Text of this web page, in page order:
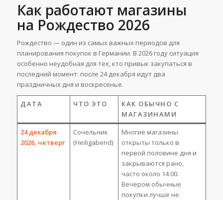
Как работают магазины
на Рождество 2026
Рождество — один из самых важных периодов для
планирования покупок в Германии. В 2026 году ситуация
особенно неудобная для тех, кто привык закупаться в
последний момент: после 24 декабря идут два
праздничных дня и воскресенье.
ДАТА ЧТО ЭТО
КАК ОБЫЧНО С
МАГАЗИНАМИ
24 декабря
2026, четверг
Сочельник
(Heiligabend)
Многие магазины
открыты только в
первой половине дня и
закрываются рано,
часто около 14:00.
Вечером обычные
покупки лучше не